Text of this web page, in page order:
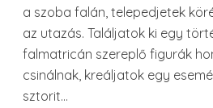
a szoba falán, telepedjetek
az utazás. Találjatok ki egy
falmatricán szereplő figurák
csinálnak, kreáljatok egy
sztorit…